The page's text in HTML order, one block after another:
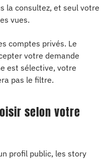
la consultez, et seul votre
vues.
comptes privés. Le
votre demande
est sélective, votre
pas le filtre.
selon votre
profil public, les story